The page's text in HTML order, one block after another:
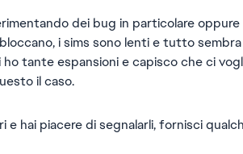
dei bug in particolare
i sims sono lenti e tutto
tante espansioni e capisco che ci
il caso.
hai piacere di segnalarli, fornisci